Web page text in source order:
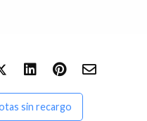
sin recargo